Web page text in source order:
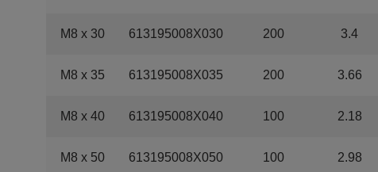
M8 x 30 613195008X030 200 3.4
M8 x 35 613195008X035 200 3.66
M8 x 40 613195008X040 100 2.18
M8 x 50 613195008X050 100 2.98